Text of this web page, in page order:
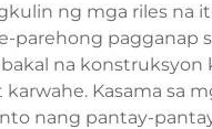
ng mga riles na
parehong pagganap
na konstruksyon
Kasama sa
nang pantay-